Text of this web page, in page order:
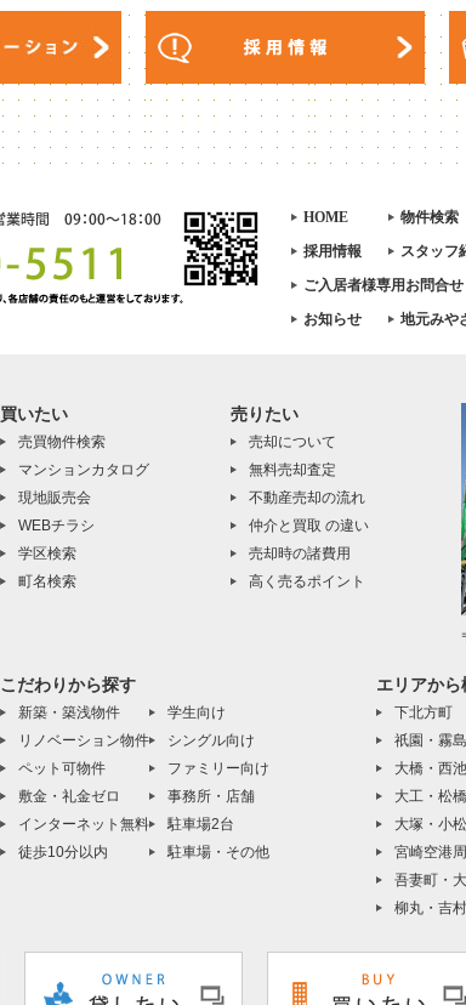
HOME 物件検索
採用情報
スタッフ
ご入居者様専用お問合せ
お知らせ
地元みや
買いたい
売買物件検索
マンションカタログ
現地販売会
WEBチラシ
学区検索
町名検索
売りたい
売却について
無料売却査定
不動産売却の流れ
仲介と買取 の違い
売却時の諸費用
高く売るポイント
こだわりから探す
新築・築浅物件
リノベーション物件
ペット可物件
敷金・礼金ゼロ
インターネット無料
徒歩10分以内
学生向け
シングル向け
ファミリー向け
事務所・店舗
駐車場2台
駐車場・その他
エリアから
下北方町
祇園・霧
大橋・西
大工・松
大塚・小
宮崎空港
吾妻町・
柳丸・吉